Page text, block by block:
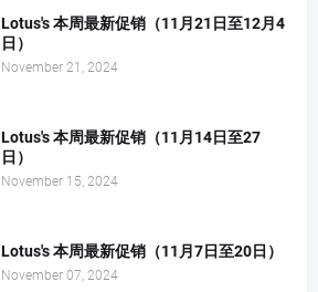
Lotus's 本周最新促销（11月21日至12月4
日）
November 21, 2024
Lotus's 本周最新促销（11月14日至27
日）
November 15, 2024
Lotus's 本周最新促销（11月7日至20日）
November 07, 2024